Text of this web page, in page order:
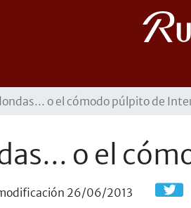
o el cómodo púlpito de
o el
26/06/2013